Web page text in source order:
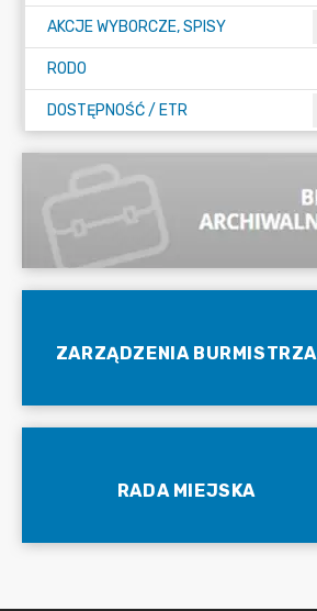
AKCJE WYBORCZE, SPISY
RODO
DOSTĘPNOŚĆ / ETR
ZARZĄDZENIA BURMISTRZA
RADA MIEJSKA